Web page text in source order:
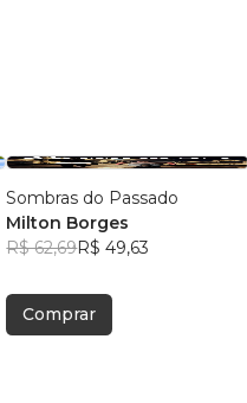
Sombras do Passado
Milton Borges
R$ 62,69R$ 49,63
Comprar